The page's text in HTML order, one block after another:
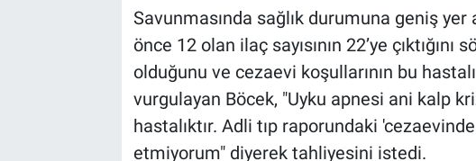
Savunmasında sağlık durumuna geniş
önce 12 olan ilaç sayısının 22’ye
olduğunu ve cezaevi koşullarının bu
vurgulayan Böcek, "Uyku apnesi ani kalp
hastalıktır. Adli tıp raporundaki
etmiyorum" diyerek tahliyesini istedi.